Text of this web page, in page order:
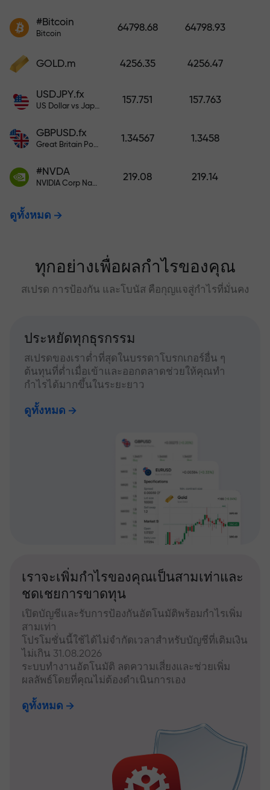
ผิด ยิ่งฝากมาก ตัวคูณยิ่งสูง
#Bitcoin
Bitcoin
64798.68 64798.93
GOLD.m 4256.35 4256.47
USDJPY.fx
US Dollar vs Japanese Yen
157.751 157.763
GBPUSD.fx
Great Britain Pound vs US Dollar
1.34567 1.3458
#NVDA
NVIDIA Corp Nasdaq Stock Exchange (Nasdaq) USD
219.08 219.14
ดูทั้งหมด
ทุกอย่างเพื่อผลกำไรของคุณ
สเปรด การป้องกัน และโบนัส คือกุญแจสู่กำไรที่มั่นคง
ประหยัดทุกธุรกรรม
สเปรดของเราต่ำที่สุดในบรรดาโบรกเกอร์อื่น ๆ
ต้นทุนที่ต่ำเมื่อเข้าและออกตลาดช่วยให้คุณทำ
กำไรได้มากขึ้นในระยะยาว
ดูทั้งหมด
เราจะเพิ่มกำไรของคุณเป็นสามเท่าและ
ชดเชยการขาดทุน
เปิดบัญชีและรับการป้องกันอัตโนมัติพร้อมกำไรเพิ่ม
สามเท่า
โปรโมชั่นนี้ใช้ได้ไม่จำกัดเวลาสำหรับบัญชีที่เติมเงิน
ไม่เกิน 31.08.2026
ระบบทำงานอัตโนมัติ ลดความเสี่ยงและช่วยเพิ่ม
ผลลัพธ์โดยที่คุณไม่ต้องดำเนินการเอง
ดูทั้งหมด